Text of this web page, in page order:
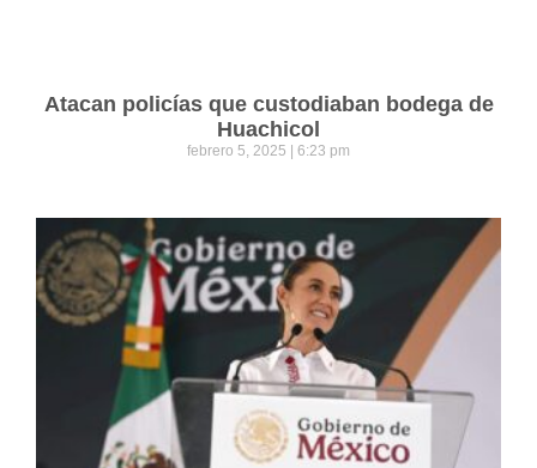
Atacan policías que custodiaban bodega de
Huachicol
febrero 5, 2025 6:23 pm